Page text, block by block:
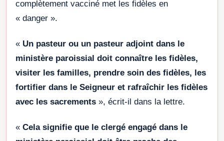
complètement vacciné met les fidèles en
« danger ».
« Un pasteur ou un pasteur adjoint dans le
ministère paroissial doit connaître les fidèles,
visiter les familles, prendre soin des fidèles, les
fortifier dans le Seigneur et rafraîchir les fidèles
avec les sacrements », écrit-il dans la lettre.
« Cela signifie que le clergé engagé dans le